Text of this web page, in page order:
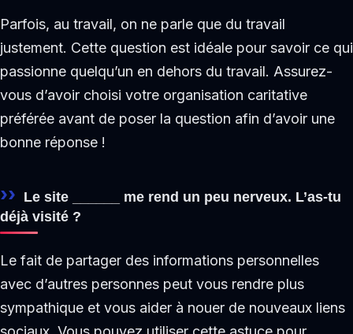
Parfois, au travail, on ne parle que du travail
justement. Cette question est idéale pour savoir ce qui
passionne quelqu’un en dehors du travail. Assurez-
vous d’avoir choisi votre organisation caritative
préférée avant de poser la question afin d’avoir une
bonne réponse !
Le site ______ me rend un peu nerveux. L’as-tu
déjà visité ?
Le fait de partager des informations personnelles
avec d’autres personnes peut vous rendre plus
sympathique et vous aider à nouer de nouveaux liens